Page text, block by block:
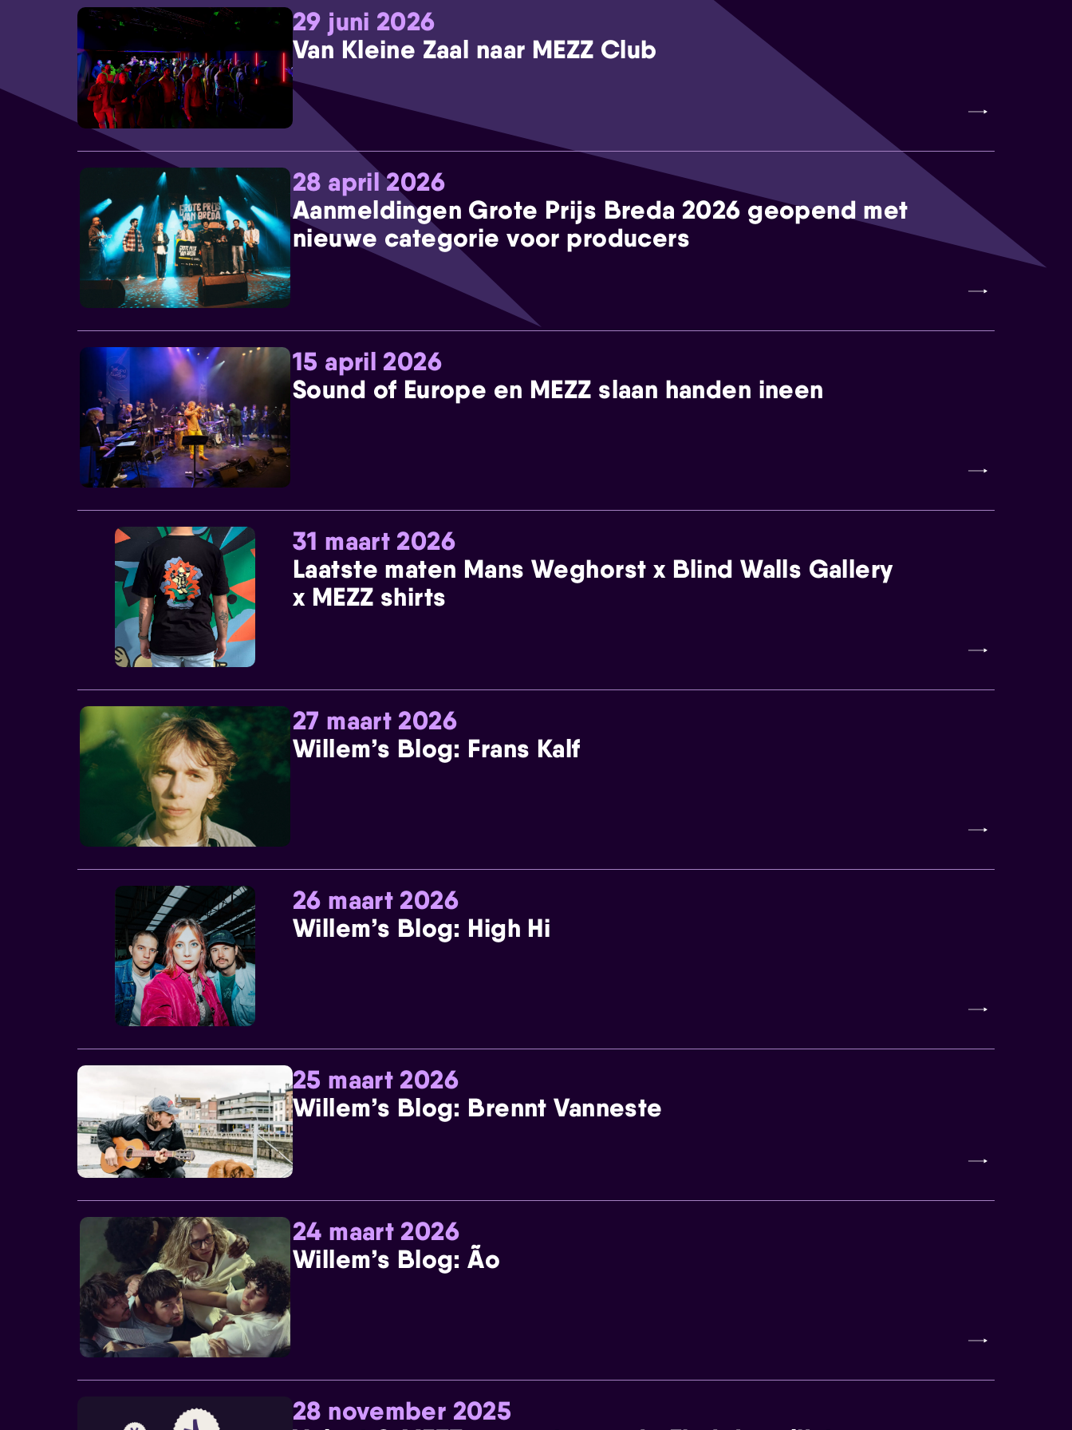
29 juni 2026
Van Kleine Zaal naar MEZZ Club
28 april 2026
Aanmeldingen Grote Prijs Breda 2026 geopend met
nieuwe categorie voor producers
15 april 2026
Sound of Europe en MEZZ slaan handen ineen
31 maart 2026
Laatste maten Mans Weghorst x Blind Walls Gallery
x MEZZ shirts
27 maart 2026
Willem’s Blog: Frans Kalf
26 maart 2026
Willem’s Blog: High Hi
25 maart 2026
Willem’s Blog: Brennt Vanneste
24 maart 2026
Willem’s Blog: Ão
28 november 2025